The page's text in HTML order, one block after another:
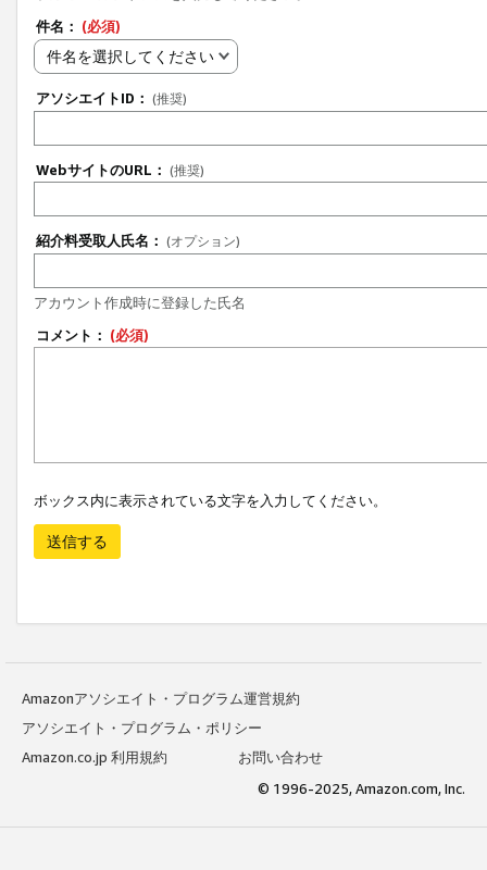
件名： (必須)
件名を選択してください
アソシエイトID： (推奨)
WebサイトのURL： (推奨)
紹介料受取人氏名： (オプション)
アカウント作成時に登録した氏名
コメント： (必須)
ボックス内に表示されている文字を入力してください。
送信する
Amazonアソシエイト・プログラム運営規約
アソシエイト・プログラム・ポリシー
Amazon.co.jp 利用規約
お問い合わせ
© 1996-2025, Amazon.com, Inc.